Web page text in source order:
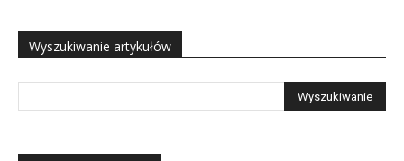
Wyszukiwanie artykułów